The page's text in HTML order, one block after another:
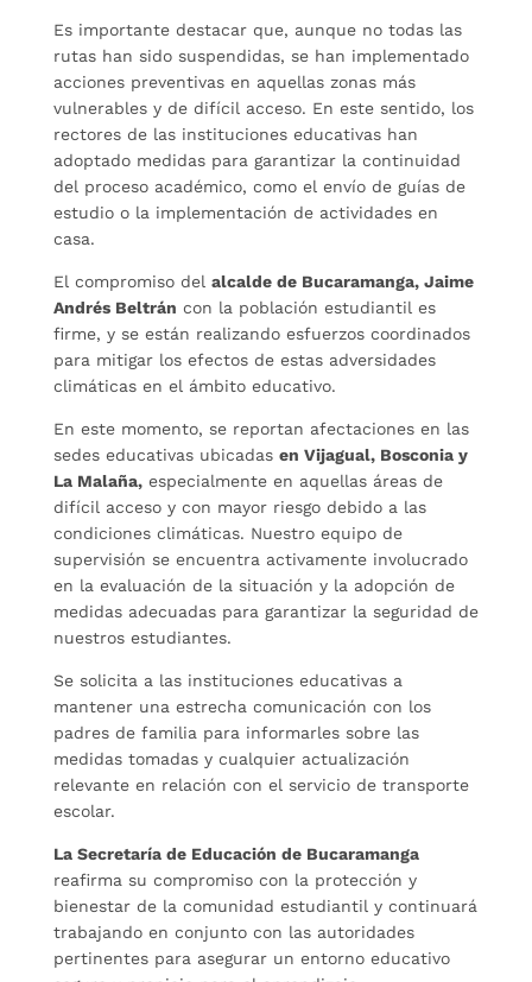
Es importante destacar que, aunque no todas las
rutas han sido suspendidas, se han implementado
acciones preventivas en aquellas zonas más
vulnerables y de difícil acceso. En este sentido, los
rectores de las instituciones educativas han
adoptado medidas para garantizar la continuidad
del proceso académico, como el envío de guías de
estudio o la implementación de actividades en
casa.
El compromiso del alcalde de Bucaramanga, Jaime
Andrés Beltrán con la población estudiantil es
firme, y se están realizando esfuerzos coordinados
para mitigar los efectos de estas adversidades
climáticas en el ámbito educativo.
En este momento, se reportan afectaciones en las
sedes educativas ubicadas en Vijagual, Bosconia y
La Malaña,especialmente en aquellas áreas de
difícil acceso y con mayor riesgo debido a las
condiciones climáticas. Nuestro equipo de
supervisión se encuentra activamente involucrado
en la evaluación de la situación y la adopción de
medidas adecuadas para garantizar la seguridad de
nuestros estudiantes.
Se solicita a las instituciones educativas a
mantener una estrecha comunicación con los
padres de familia para informarles sobre las
medidas tomadas y cualquier actualización
relevante en relación con el servicio de transporte
escolar.
La Secretaría de Educación de Bucaramanga
reafirma su compromiso con la protección y
bienestar de la comunidad estudiantil y continuará
trabajando en conjunto con las autoridades
pertinentes para asegurar un entorno educativo